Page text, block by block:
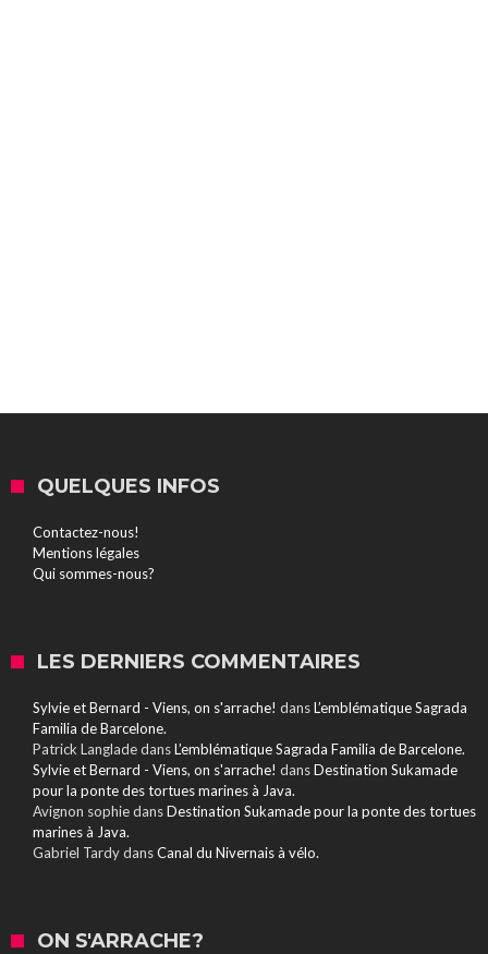
QUELQUES INFOS
Contactez-nous!
Mentions légales
Qui sommes-nous?
LES DERNIERS COMMENTAIRES
Sylvie et Bernard - Viens, on s'arrache! dansL’emblématique Sagrada
Familia de Barcelone.
Patrick LangladedansL’emblématique Sagrada Familia de Barcelone.
Sylvie et Bernard - Viens, on s'arrache! dansDestination Sukamade
pour la ponte des tortues marines à Java.
Avignon sophiedansDestination Sukamade pour la ponte des tortues
marines à Java.
Gabriel TardydansCanal du Nivernais à vélo.
ON S'ARRACHE?